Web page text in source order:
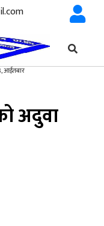
आईतबार
अदुवा